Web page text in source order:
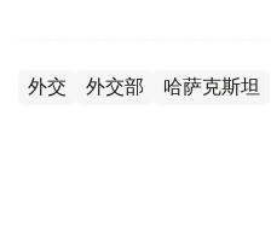
外交 外交部 哈萨克斯坦